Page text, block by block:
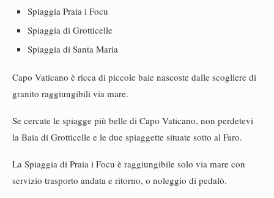
Spiaggia Praia i Focu
Spiaggia di Grotticelle
Spiaggia di Santa Maria
Capo Vaticano è ricca di piccole baie nascoste dalle scogliere di
granito raggiungibili via mare.
Se cercate le spiagge più belle di Capo Vaticano, non perdetevi
la Baia di Grotticelle e le due spiaggette situate sotto al Faro.
La Spiaggia di Praia i Focu è raggiungibile solo via mare con
servizio trasporto andata e ritorno, o noleggio di pedalò.